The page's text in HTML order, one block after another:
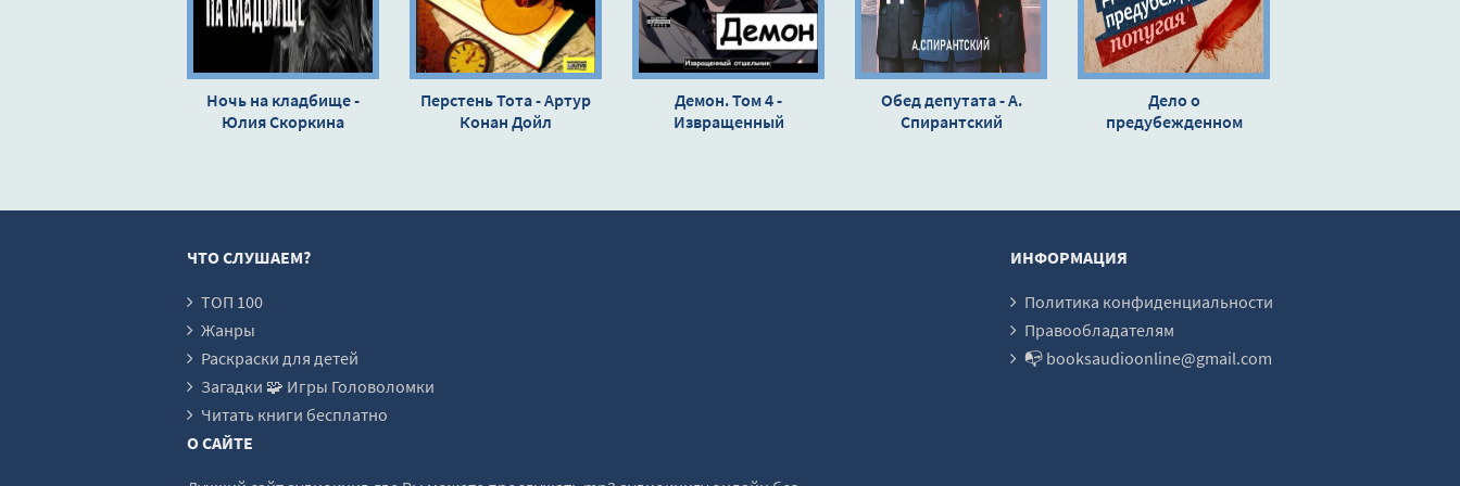
16
18
19
23
24
25
26
28
Ночь на кладбище -
Юлия Скоркина
Перстень Тота - Артур
Конан Дойл
Демон. Том 4 -
Извращенный
Обед депутата - А.
Спирантский
Дело о
предубежденном
ЧТО СЛУШАЕМ?
ТОП 100
Жанры
Раскраски для детей
Загадки 🧩 Игры Головоломки
Читать книги бесплатно
ИНФОРМАЦИЯ
Политика конфиденциальности
Правообладателям
📭 booksaudioonline@gmail.com
О САЙТЕ